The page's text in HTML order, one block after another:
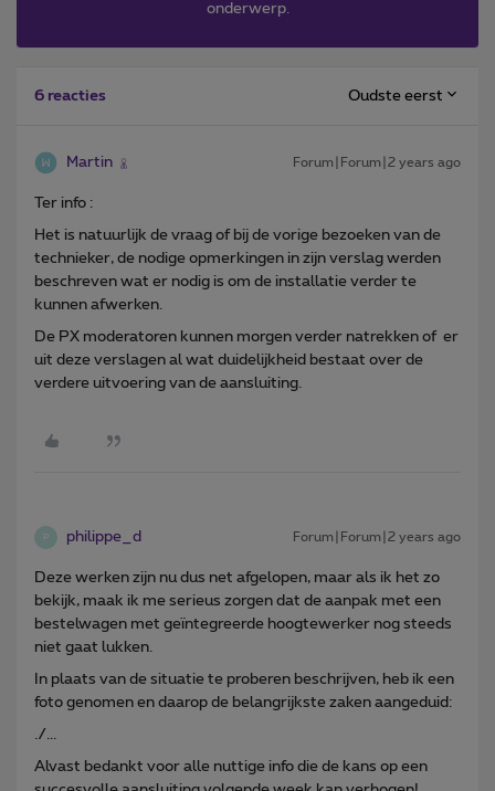
onderwerp.
6 reacties Oudste eerst
Martin Forum|Forum|2 years ago
Ter info :
Het is natuurlijk de vraag of bij de vorige bezoeken van de
technieker, de nodige opmerkingen in zijn verslag werden
beschreven wat er nodig is om de installatie verder te
kunnen afwerken.
De PX moderatoren kunnen morgen verder natrekken of er
uit deze verslagen al wat duidelijkheid bestaat over de
verdere uitvoering van de aansluiting.
P philippe_d Forum|Forum|2 years ago
Deze werken zijn nu dus net afgelopen, maar als ik het zo
bekijk, maak ik me serieus zorgen dat de aanpak met een
bestelwagen met geïntegreerde hoogtewerker nog steeds
niet gaat lukken.
In plaats van de situatie te proberen beschrijven, heb ik een
foto genomen en daarop de belangrijkste zaken aangeduid:
./...
Alvast bedankt voor alle nuttige info die de kans op een